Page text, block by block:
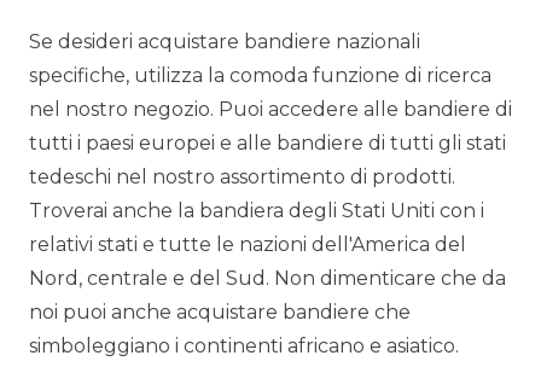
Se desideri acquistare bandiere nazionali
specifiche, utilizza la comoda funzione di ricerca
nel nostro negozio. Puoi accedere alle bandiere di
tutti i paesi europei e alle bandiere di tutti gli stati
tedeschi nel nostro assortimento di prodotti.
Troverai anche la bandiera degli Stati Uniti con i
relativi stati e tutte le nazioni dell'America del
Nord, centrale e del Sud. Non dimenticare che da
noi puoi anche acquistare bandiere che
simboleggiano i continenti africano e asiatico.